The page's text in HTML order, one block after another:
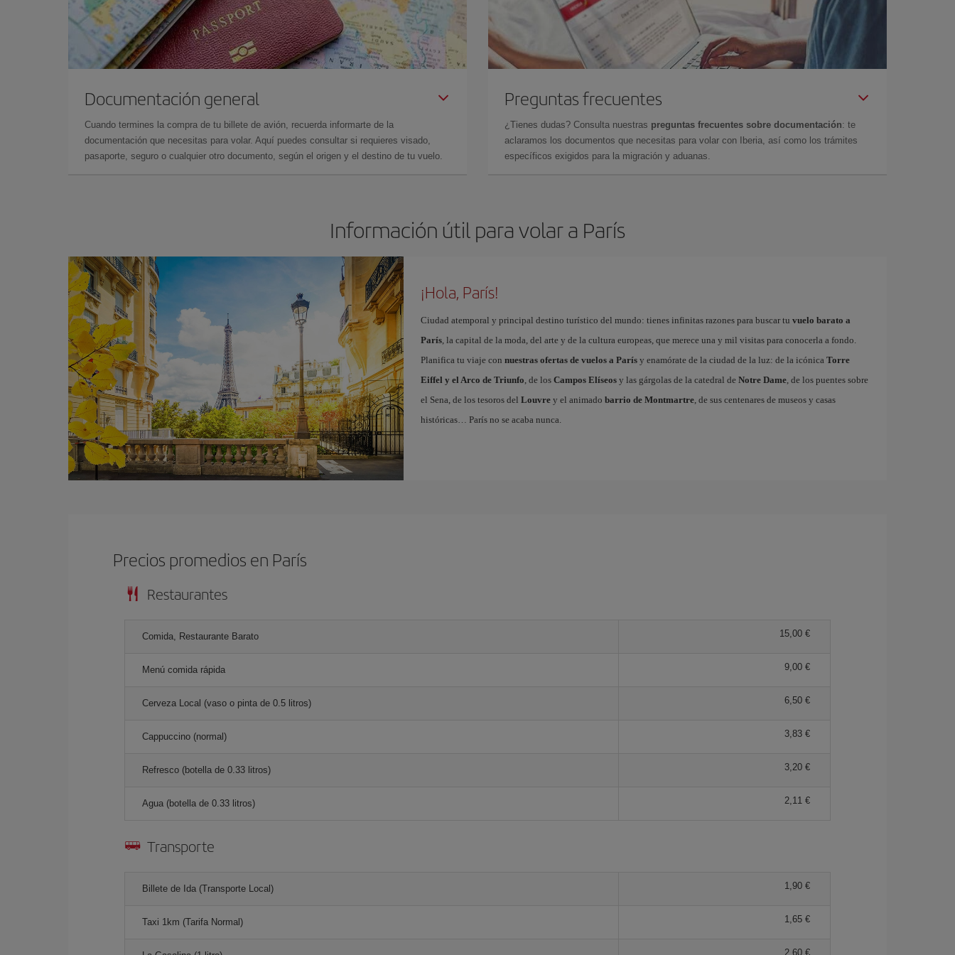
Documentación general
Cuando termines la compra de tu billete de avión, recuerda informarte de la
documentación que necesitas para volar. Aquí puedes consultar si requieres visado,
pasaporte, seguro o cualquier otro documento, según el origen y el destino de tu vuelo.
Preguntas frecuentes
¿Tienes dudas? Consulta nuestras preguntas frecuentes sobre documentación: te
aclaramos los documentos que necesitas para volar con Iberia, así como los trámites
específicos exigidos para la migración y aduanas.
Información útil para volar a París
¡Hola, París!
Ciudad atemporal y principal destino turístico del mundo: tienes infinitas razones para buscar tu vuelo barato a
París, la capital de la moda, del arte y de la cultura europeas, que merece una y mil visitas para conocerla a fondo.
Planifica tu viaje con nuestras ofertas de vuelos a Parísy enamórate de la ciudad de la luz: de la icónica Torre
Eiffel y el Arco de Triunfo, de los Campos Elíseosy las gárgolas de la catedral de Notre Dame, de los puentes sobre
el Sena, de los tesoros del Louvrey el animado barrio de Montmartre, de sus centenares de museos y casas
históricas… París no se acaba nunca.
Precios promedios en París
Restaurantes
Comida, Restaurante Barato 15,00 €
Menú comida rápida 9,00 €
Cerveza Local (vaso o pinta de 0.5 litros) 6,50 €
Cappuccino (normal) 3,83 €
Refresco (botella de 0.33 litros) 3,20 €
Agua (botella de 0.33 litros) 2,11 €
Transporte
Billete de Ida (Transporte Local) 1,90 €
Taxi 1km (Tarifa Normal) 1,65 €
2,60 €